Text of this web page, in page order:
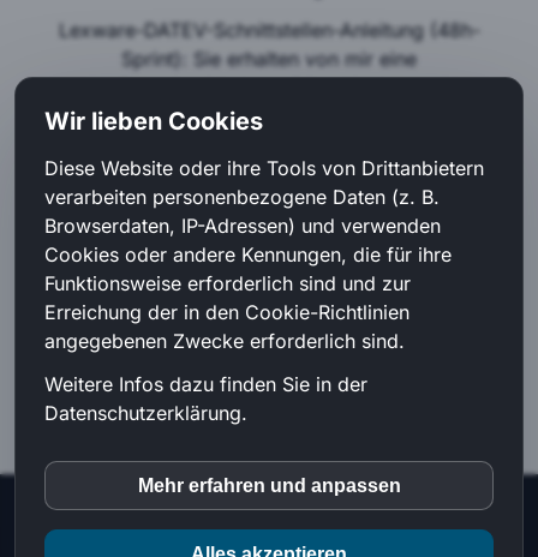
Lexware-DATEV-Schnittstellen-Anleitung (48h-
Sprint): Sie erhalten von mir eine
Steuersätze vorbereitete Arbeitsmappe. Im
Bildschirmfreigabe präzise an, wie Sie Ihren
digitalen Steuerberater-Workflow so einrichten,
dass Ihre Kanzlei verknüpfte Belege per
Knopfdruck erhält – komplett ohne teure
DATEV-Zusatzgebühren.
Jetzt sichern
© 2026 Klaus Eisenhauer IKE-O-Pad® |Impressum
Datenschutz
| AGB
Wir lieben Cookies
Diese Website oder ihre Tools von Drittanbietern
verarbeiten personenbezogene Daten (z. B.
Browserdaten, IP-Adressen) und verwenden
Cookies oder andere Kennungen, die für ihre
Funktionsweise erforderlich sind und zur
Erreichung der in den Cookie-Richtlinien
angegebenen Zwecke erforderlich sind.
Weitere Infos dazu finden Sie in der
Datenschutzerklärung.
inCMS
Mehr erfahren und anpassen